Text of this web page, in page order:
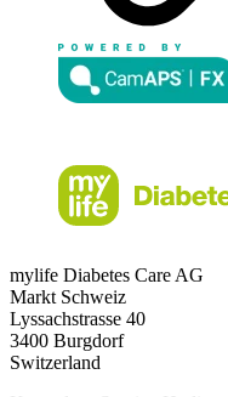
mylife Diabetes Care AG
Markt Schweiz
Lyssachstrasse 40
3400 Burgdorf
Switzerland